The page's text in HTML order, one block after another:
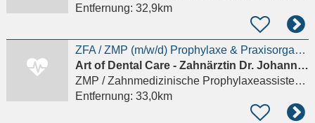
Entfernung: 32,9km
ZFA / ZMP (m/w/d) Prophylaxe & Praxisorganisation an der Fressgass
Art of Dental Care - Zahnärztin Dr. Johanna Klockenkämper
ZMP / Zahnmedizinische Prophylaxeassistenz (m/w/d)
Entfernung: 33,0km